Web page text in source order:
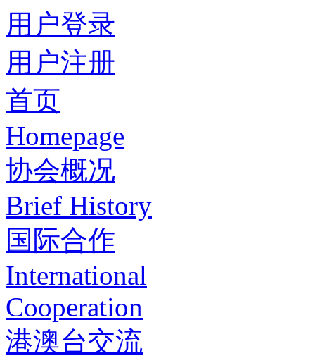
用户登录
用户注册
首页
Homepage
协会概况
Brief History
国际合作
International
Cooperation
港澳台交流